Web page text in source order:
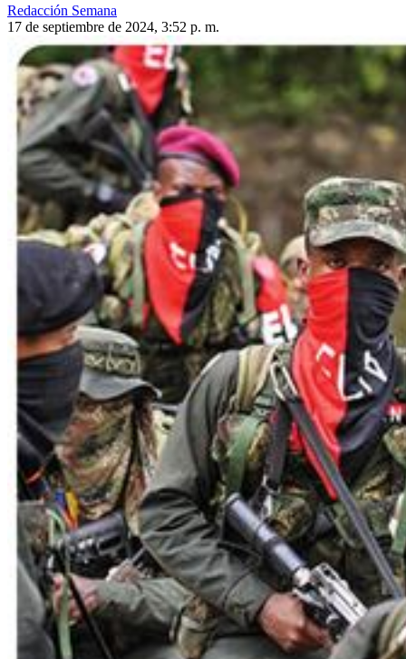
Redacción Semana
17 de septiembre de 2024, 3:52 p. m.